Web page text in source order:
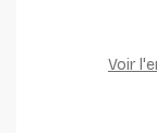
Voir